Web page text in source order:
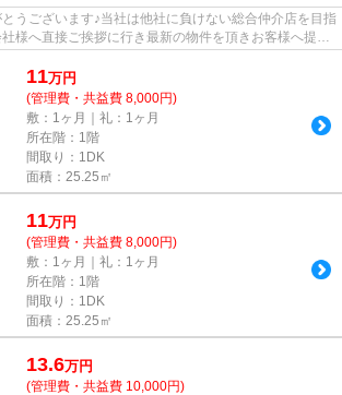
うございます♪当社は他社に負けない総合仲介店を目指
様へ直接ご挨拶に行き最新の物件を頂きお客様へ提供
は...
11万円
(管理費・共益費 8,000円)
敷：1ヶ月｜礼：1ヶ月
所在階：1階
間取り：1DK
面積：25.25㎡
11万円
(管理費・共益費 8,000円)
敷：1ヶ月｜礼：1ヶ月
所在階：1階
間取り：1DK
面積：25.25㎡
13.6万円
(管理費・共益費 10,000円)